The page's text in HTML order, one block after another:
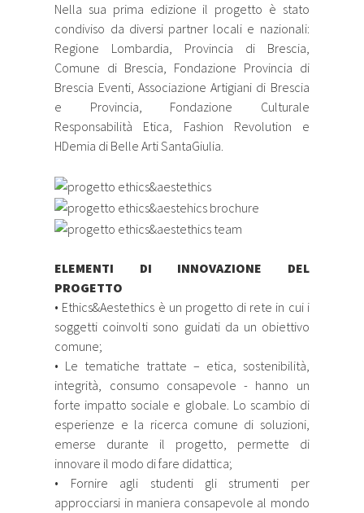
Nella sua prima edizione il progetto è stato
condiviso da diversi partner locali e nazionali:
Regione Lombardia, Provincia di Brescia,
Comune di Brescia, Fondazione Provincia di
Brescia Eventi, Associazione Artigiani di Brescia
e Provincia, Fondazione Culturale
Responsabilità Etica, Fashion Revolution e
HDemia di Belle Arti SantaGiulia.
ELEMENTI DI INNOVAZIONE DEL
PROGETTO
• Ethics&Aestethics è un progetto di rete in cui i
soggetti coinvolti sono guidati da un obiettivo
comune;
• Le tematiche trattate – etica, sostenibilità,
integrità, consumo consapevole - hanno un
forte impatto sociale e globale. Lo scambio di
esperienze e la ricerca comune di soluzioni,
emerse durante il progetto, permette di
innovare il modo di fare didattica;
• Fornire agli studenti gli strumenti per
approcciarsi in maniera consapevole al mondo